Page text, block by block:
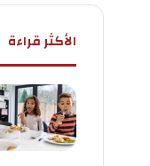
الأكثر قراءة